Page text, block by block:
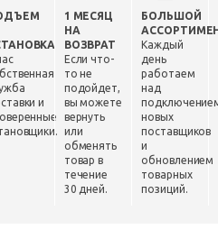
и
1 МЕСЯЦ
НА
ВОЗВРАТ
Если что-
то не
подойдет,
вы можете
вернуть
или
обменять
товар в
течение
30 дней.
БОЛЬШОЙ
Каждый
день
работаем
над
новых
поставщиков
и
обновлением
товарных
позиций.